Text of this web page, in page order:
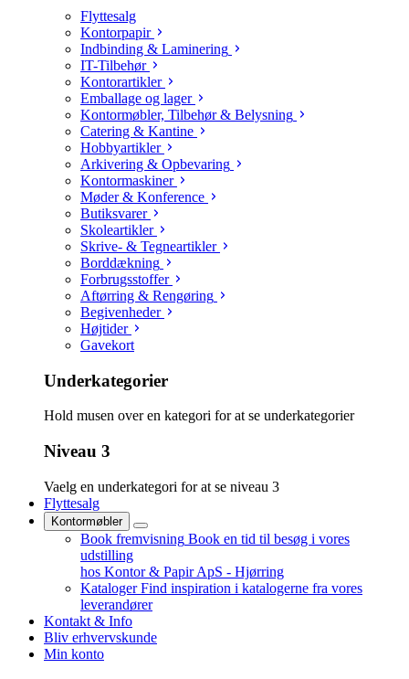
Flyttesalg
Kontorpapir
Indbinding & Laminering
IT-Tilbehør
Kontorartikler
Emballage og lager
Kontormøbler, Tilbehør & Belysning
Catering & Kantine
Hobbyartikler
Arkivering & Opbevaring
Kontormaskiner
Møder & Konference
Butiksvarer
Skoleartikler
Skrive- & Tegneartikler
Borddækning
Forbrugsstoffer
Aftørring & Rengøring
Begivenheder
Højtider
Gavekort
Underkategorier
Hold musen over en kategori for at se underkategorier
Niveau 3
Vaelg en underkategori for at se niveau 3
Flyttesalg
Kontormøbler
Book fremvisning Book en tid til besøg i vores
udstilling
hos Kontor & Papir ApS - Hjørring
Kataloger Find inspiration i katalogerne fra vores
leverandører
Kontakt & Info
Bliv erhvervskunde
Min konto